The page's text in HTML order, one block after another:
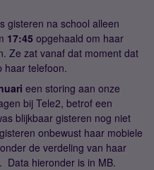
gisteren na school alleen
17:45 opgehaald om haar
Ze zat vanaf dat moment dat
haar telefoon.
een storing aan onze
bij Tele2, betrof een
blijkbaar gisteren nog niet
onbewust haar mobiele
de verdeling van haar
Data hieronder is in MB.